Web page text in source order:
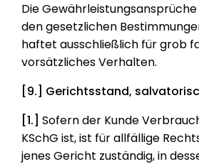
Die
den gesetzlichen
haftet ausschließlich für grob
vorsätzliches Verhalten.
[9.] Gerichtsstand,
[1.] Sofern der Kunde
KSchG ist, ist für allfällige
jenes Gericht zuständig, in